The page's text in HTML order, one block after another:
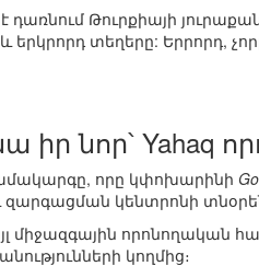
Թուրքիայի
երկրորդ տեղերը: Երրորդ,
իր նոր՝ Yahaq
որը կփոխարինի
զարգացման կենտրոնի
միջազգային որոնողական
կողմից։